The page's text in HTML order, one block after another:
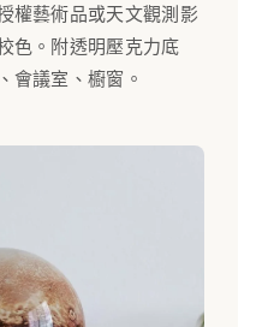
權藝術品或天文觀測影
色。附透明壓克力底
會議室、櫥窗。